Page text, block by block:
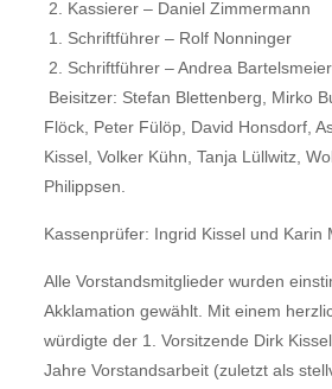
 2. Kassierer – Daniel Zimmermann
 1. Schriftführer – Rolf Nonninger
 2. Schriftführer – Andrea
 Beisitzer: Stefan Blettenberg, Mirko
Flöck, Peter Fülöp, David Honsdorf,
Kissel, Volker Kühn, Tanja Lüllwitz,
Philippsen.
Kassenprüfer: Ingrid Kissel und Karin
Alle Vorstandsmitglieder wurden
Akklamation gewählt. Mit einem
würdigte der 1. Vorsitzende Dirk
Jahre Vorstandsarbeit (zuletzt als